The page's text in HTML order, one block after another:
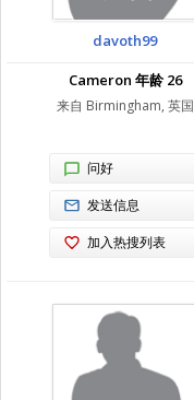
davoth99
Cameron 年龄 26
来自 Birmingham, 英国
问好
发送信息
加入热搜列表